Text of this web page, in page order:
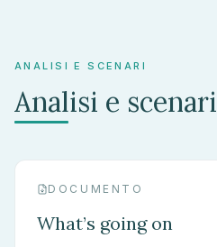
ANALISI E SCENARI
Analisi e scenari
DOCUMENTO
What’s going on